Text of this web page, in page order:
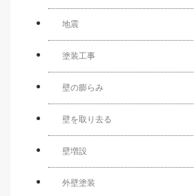
地震
塗装工事
壁の膨らみ
壁を取り去る
壁増設
外壁塗装